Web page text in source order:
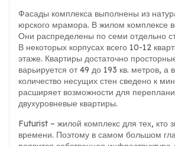
Фасады комплекса выполнены из
юрского мрамора. В жилом комплексе
Они распределены по семи отдельно
В некоторых корпусах всего 10-12
этаже. Квартиры достаточно
варьируется от 49 до 193 кв. метров, а
количество несущих стен сведено к
расширяет возможности для
двухуровневые квартиры.
Futurist – жилой комплекс для тех, кто
времени. Поэтому в самом большом